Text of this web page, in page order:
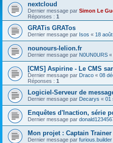
nextcloud
Dernier message par Simon Le
Réponses : 1
GRATis GRATos
Dernier message par Isos « 18
nounours-lelion.fr
Dernier message par N0UN0URS «
[CMS] Aspirine - Le CMS
Dernier message par Draco « 08
Réponses : 1
Logiciel-Serveur de
Dernier message par Decarys « 01
Enquêtes d'Inaction, série
Dernier message par
Mon projet : Captain Trainer
Dernier message par furious.builder